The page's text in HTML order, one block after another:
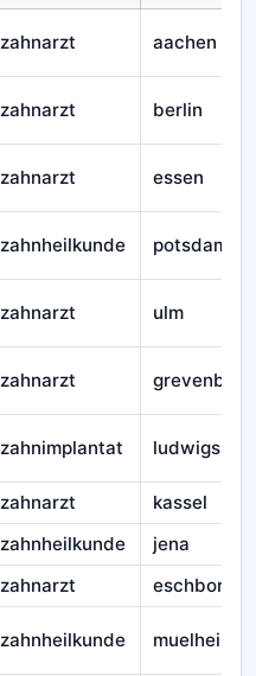
zahnarzt aachen
zahnarzt berlin
zahnarzt essen
zahnheilkunde potsdam
zahnarzt ulm
zahnarzt
zahnimplantat
zahnarzt
kassel
zahnheilkunde
jena
zahnarzt
eschborn
zahnheilkunde muelheim